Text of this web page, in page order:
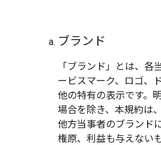
ブランド
「ブランド」とは、各
ービスマーク、ロゴ、
他の特有の表示です。
場合を除き、本規約は
他方当事者のブランド
権原、利益も与えない